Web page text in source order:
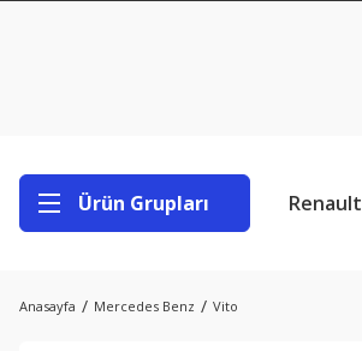
Ürün Grupları Renault
Anasayfa Mercedes Benz Vito